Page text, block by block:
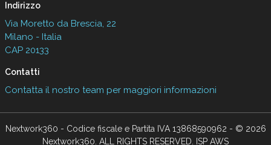
Indirizzo
Via Moretto da Brescia, 22
Milano - Italia
CAP 20133
Contatti
Contatta il nostro team per maggiori informazioni
Nextwork360 - Codice fiscale e Partita IVA 13868590962 - © 2026
Nextwork360. ALL RIGHTS RESERVED. ISP AWS